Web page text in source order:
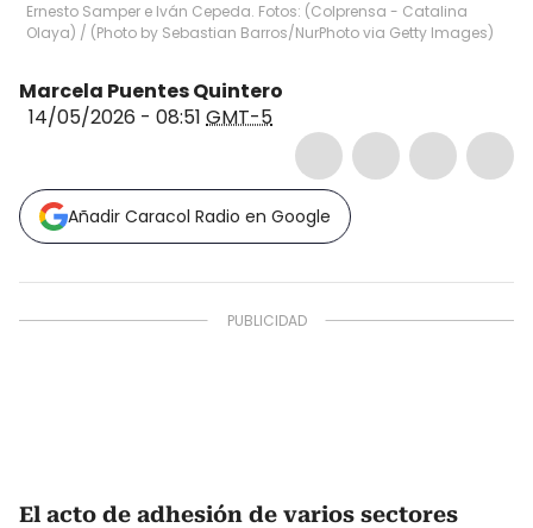
Ernesto Samper e Iván Cepeda. Fotos: (Colprensa - Catalina
Olaya) / (Photo by Sebastian Barros/NurPhoto via Getty Images)
Marcela Puentes Quintero
14/05/2026 - 08:51 GMT-5
Añadir Caracol Radio en Google
El acto de adhesión de varios sectores